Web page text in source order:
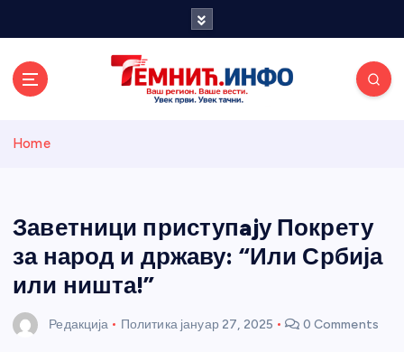
и портал
Home
Заветници приступajу Покрету
за народ и државу: “Или Србија
или ништа!”
Редакција Политика јануар 27, 2025 0 Comments